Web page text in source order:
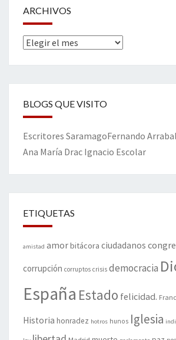
ARCHIVOS
Archivos
BLOGS QUE VISITO
Escritores SaramagoFernando Arrabal
Ana María Drac Ignacio Escolar
ETIQUETAS
amistad amorbitácora ciudadanos
corrupción corruptos crisis democracia
España Estado felicidad.
Historia honradez hotros hunos Iglesia